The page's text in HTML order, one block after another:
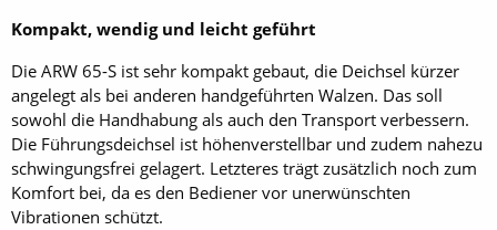
Kompakt, wendig und leicht geführt
Die ARW 65-S ist sehr kompakt gebaut, die Deichsel kürzer
angelegt als bei anderen handgeführten Walzen. Das soll
sowohl die Handhabung als auch den Transport verbessern.
Die Führungsdeichsel ist höhenverstellbar und zudem nahezu
schwingungsfrei gelagert. Letzteres trägt zusätzlich noch zum
Komfort bei, da es den Bediener vor unerwünschten
Vibrationen schützt.